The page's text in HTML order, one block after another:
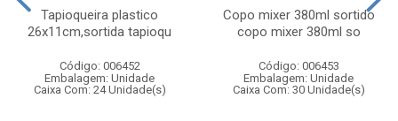
Tapioqueira plastico
26x11cm,sortida tapioqu
Código: 006452
Embalagem: Unidade
Caixa Com: 24 Unidade(s)
Copo mixer 380ml sortido
copo mixer 380ml so
Código: 006453
Embalagem: Unidade
Caixa Com: 30 Unidade(s)